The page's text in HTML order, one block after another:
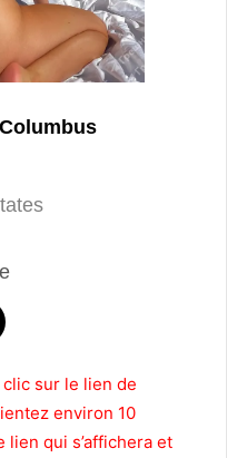
Columbus
sur le lien de
environ 10
qui s’affichera et